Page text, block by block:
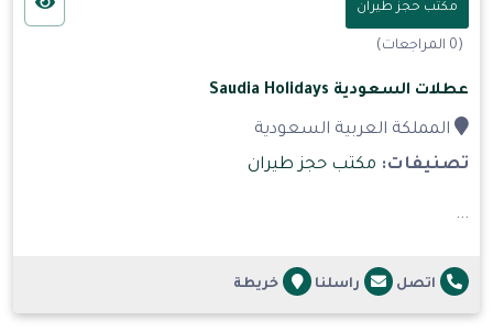
مكتب حجز طيران
(0 المراجعات)
عطلات السعودية Saudia Holidays
المملكة العربية السعودية
تصنيفات: مكتب حجز طيران
...
اتصل راسلنا خريطة